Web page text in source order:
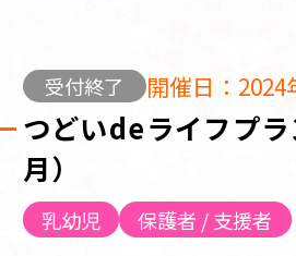
受付終了 開催日：
つどいdeライフプ
月）
乳幼児
保護者 / 支援者